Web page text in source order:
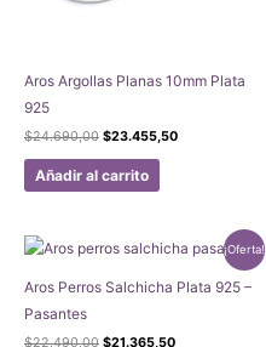
Aros Argollas Planas 10mm Plata
925
$24.690,00 El
original
era:
$23.455,50El
Añadir al carrito
¡Oferta!
Aros Perros Salchicha Plata 925 –
Pasantes
$22.490,00 El
$21.365,50El